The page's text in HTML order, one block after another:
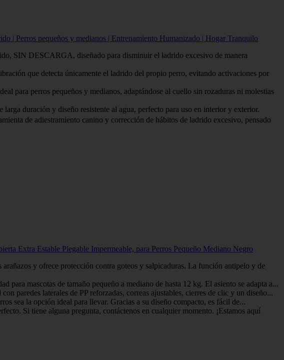
| Perros pequeños y medianos | Entrenamiento Humanizado | Hogar Tranquilo
SIN DESCARGA, diseñado para disminuir el ladrido excesivo de manera
que detecta únicamente el ladrido del propio perro, evitando activaciones por
perros pequeños y medianos, adaptándose al cuello sin rozaduras ni molestias
duración y diseño resistente al agua, perfecto para uso en interior y exterior.
de adiestramiento canino y corrección de hábitos de ladrido excesivo, pensado
Extra Estable Plegable Impermeable, para Perros Pequeño Mediano Negro
y ofrece protección contra goteos y salpicaduras. La función antipelo y de
mascotas de tamaño pequeño a mediano de hasta 12 kg. El asiento se adapta a...
laterales de PP reforzadas, correas ajustables, cierres de clic y un diseño...
sea la opción ideal para llevar. Gracias a su diseño compacto, es fácil de...
Si tiene alguna pregunta, contáctenos en cualquier momento. ¡Estamos aquí